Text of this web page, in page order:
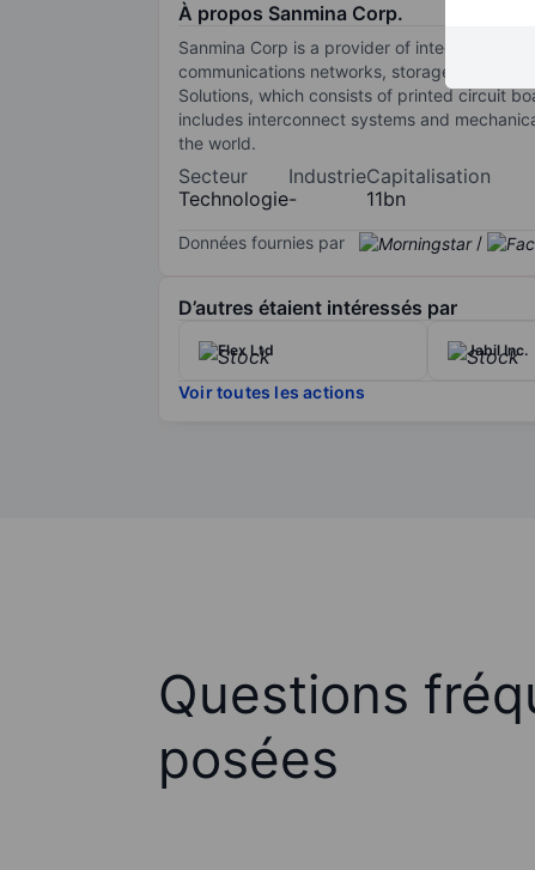
À propos Sanmina Corp.
Sanmina Corp is a provider of integrated
communications networks, storage,
Solutions, which consists of printed circuit
includes interconnect systems and
the world.
Secteur
Technologie
Industrie
-
Capitalisation
11bn
Données fournies par /
D’autres étaient intéressés par
Flex Ltd Jabil Inc.
Voir toutes les actions
Questions
posées